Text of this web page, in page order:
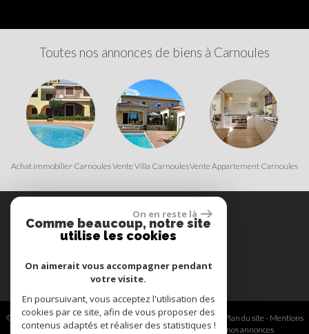
Toutes nos annonces de biens à Carnoules
Achat immobilier CarnoulesVente Villa CarnoulesVente Appartement Carnoules
Espace propriétaire
© 2026 | Tous droits réservés | Traduction powered by Google - Plan du site - Mentions
légales-Nos honoraires-Partenaires-Admin-Toutes nos annonces
On en reste là
Comme beaucoup, notre site
utilise les cookies
On aimerait vous accompagner pendant
votre visite.
En poursuivant, vous acceptez l'utilisation des
cookies par ce site, afin de vous proposer des
contenus adaptés et réaliser des statistiques !